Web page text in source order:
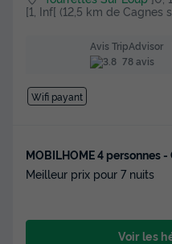
[1, Inf[ (12,5 km de Cagnes
Avis TripAdvisor
78 avis
Wifi payant
MOBILHOME 4 personnes -
Meilleur prix pour 7 nuits
Voir les